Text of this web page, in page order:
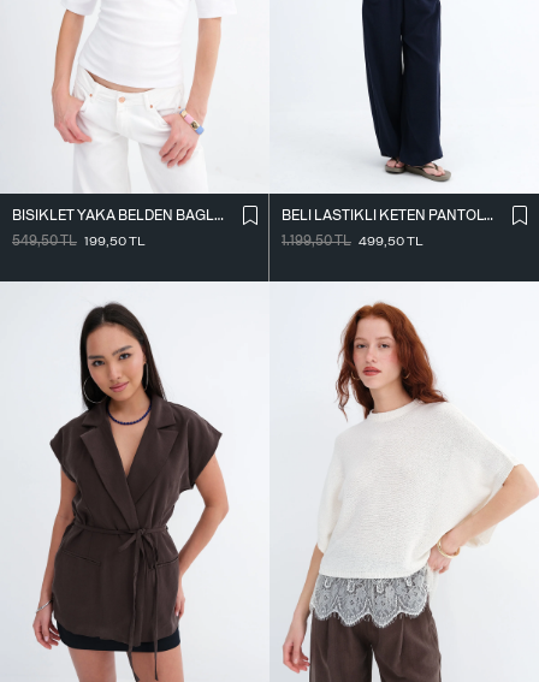
BISIKLET YAKA BELDEN BAĞLAMALI T-SHIRT P261071
549,50TL 199,50TL
BELI LASTIKLI KETEN PANTOLON PN18273
1.199,50TL 499,50TL